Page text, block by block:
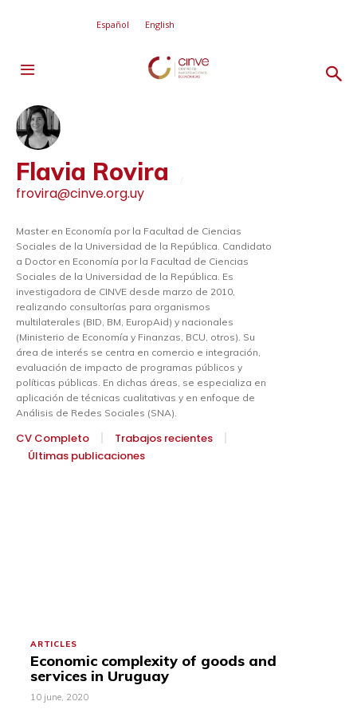
Español English
Flavia Rovira
frovira@cinve.org.uy
Master en Economía por la Facultad de Ciencias
Sociales de la Universidad de la República. Candidato
a Doctor en Economía por la Facultad de Ciencias
Sociales de la Universidad de la República. Es
investigadora de CINVE desde marzo de 2010,
realizando consultorías para organismos
multilaterales (BID, BM, EuropAid) y nacionales
(Ministerio de Economía y Finanzas, BCU, otros). Su
área de interés se centra en comercio e integración,
evaluación de impacto de programas públicos y
políticas públicas. En dichas áreas, se especializa en
aplicación de técnicas cualitativas y en enfoque de
Análisis de Redes Sociales (SNA).
CV Completo
Trabajos recientes
Últimas publicaciones
ARTICLES
Economic complexity of goods and
services in Uruguay
10 june, 2020